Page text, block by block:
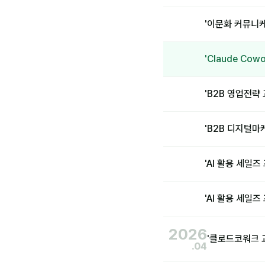
'이문화 커뮤니
'Claude
'B2B 영업전략
'B2B 디지털마
'AI 활용 세일즈
'AI 활용 세일즈
2026
.04
'클로드코워크